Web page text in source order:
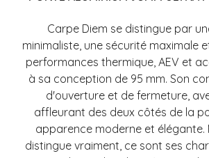
Carpe Diem se distingue par
minimaliste, une sécurité maximale
performances thermique, AEV et
à sa conception de 95 mm. Son
d'ouverture et de fermeture,
affleurant des deux côtés de la
apparence moderne et élégante.
distingue vraiment, ce sont ses